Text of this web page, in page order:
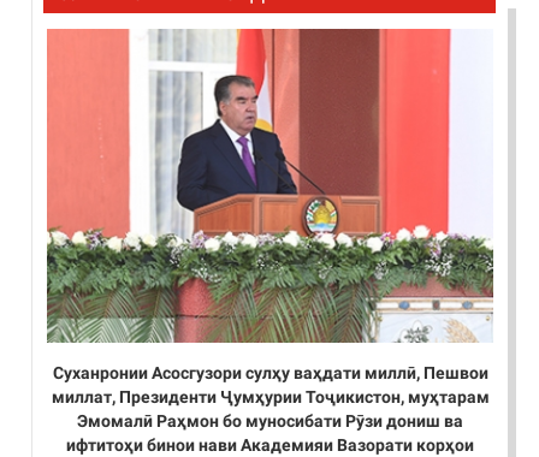
Суханронии Асосгузори сулҳу ваҳдати миллӣ, Пешвои
миллат, Президенти Ҷумҳурии Тоҷикистон, муҳтарам
Эмомалӣ Раҳмон бо муносибати Рӯзи дониш ва
ифтитоҳи бинои нави Академияи Вазорати корҳои